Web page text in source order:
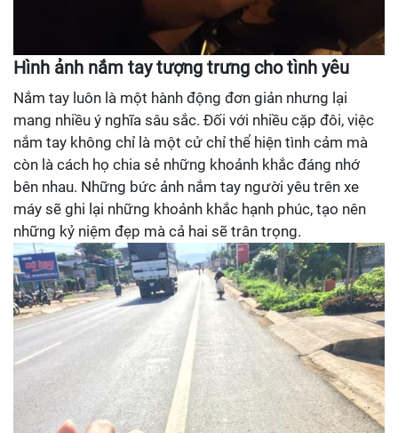
Hình ảnh nắm tay tượng trưng cho tình yêu
Nắm tay luôn là một hành động đơn giản nhưng lại
mang nhiều ý nghĩa sâu sắc. Đối với nhiều cặp đôi, việc
nắm tay không chỉ là một cử chỉ thể hiện tình cảm mà
còn là cách họ chia sẻ những khoảnh khắc đáng nhớ
bên nhau. Những bức ảnh nắm tay người yêu trên xe
máy sẽ ghi lại những khoảnh khắc hạnh phúc, tạo nên
những kỷ niệm đẹp mà cả hai sẽ trân trọng.